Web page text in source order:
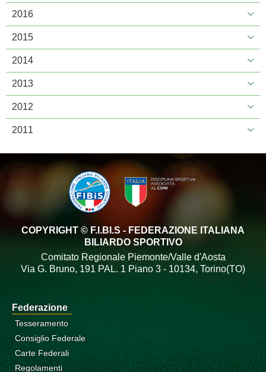
2016
2015
2014
2013
2012
2011
COPYRIGHT © F.I.BI.S - FEDERAZIONE ITALIANA
BILIARDO SPORTIVO
Comitato Regionale Piemonte/Valle d'Aosta
Via G. Bruno, 191 PAL. 1 Piano 3 - 10134, Torino(TO)
Federazione
Tesseramento
Consiglio Federale
Carte Federali
Regolamenti